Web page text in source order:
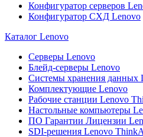
Конфигуратор серверов
Конфигуратор СХД Lenovo
Каталог Lenovo
Серверы Lenovo
Блейд-серверы Lenovo
Системы хранения данных
Комплектующие Lenovo
Рабочие станции Lenovo
Настольные компьютеры
ПО Гарантии Лицензии
SDI-решения Lenovo